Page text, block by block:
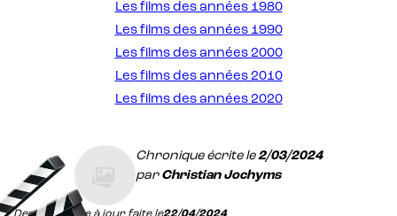
Les films des années 1980
Les films des années 1990
Les films des années 2000
Les films des années 2010
Les films des années 2020
Chronique écrite le2/03/2024
par Christian Jochyms